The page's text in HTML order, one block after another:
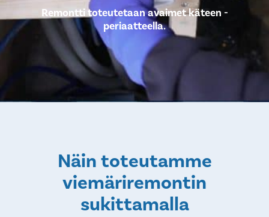
Remontti toteutetaan avaimet käteen -
periaatteella.
Näin toteutamme
viemäriremontin
sukittamalla